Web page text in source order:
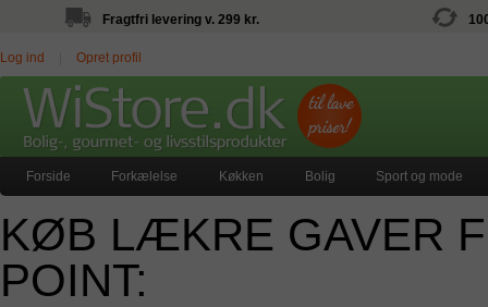
Fragtfri levering v. 299 kr.
Log ind Opret profil
Forside Forkælelse Køkken Bolig Sport og mode
KØB LÆKRE GAVER
POINT: